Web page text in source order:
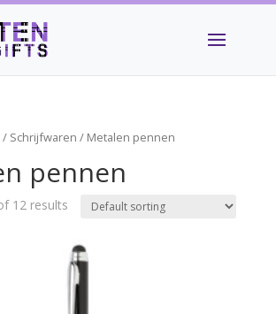
/ Schrijfwaren / Metalen pennen
pennen
12 results